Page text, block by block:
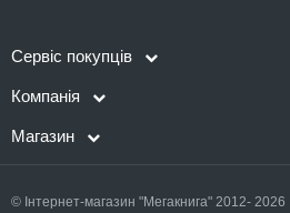
Сервіс покупців
Компанія
Магазин
© Інтернет-магазин "Мегакнига" 2012- 2026